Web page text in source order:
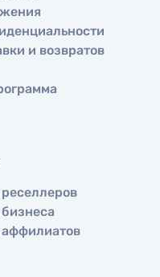
и возвратов